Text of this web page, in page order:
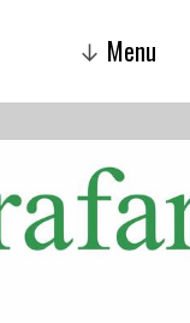
↓ Menu